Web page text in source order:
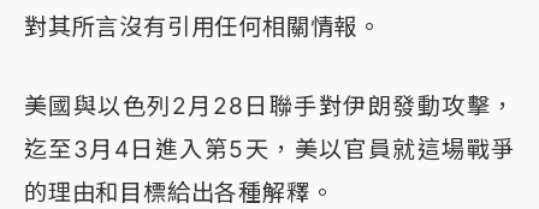
對其所言沒有引用任何相關情報。
美國與以色列2月28日聯手對伊朗發動攻擊，
迄至3月4日進入第5天，美以官員就這場戰爭
的理由和目標給出各種解釋。